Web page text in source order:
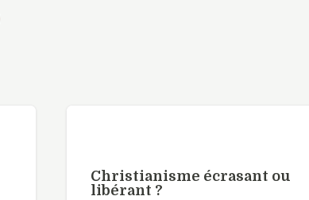
Christianisme écrasant ou
libérant ?